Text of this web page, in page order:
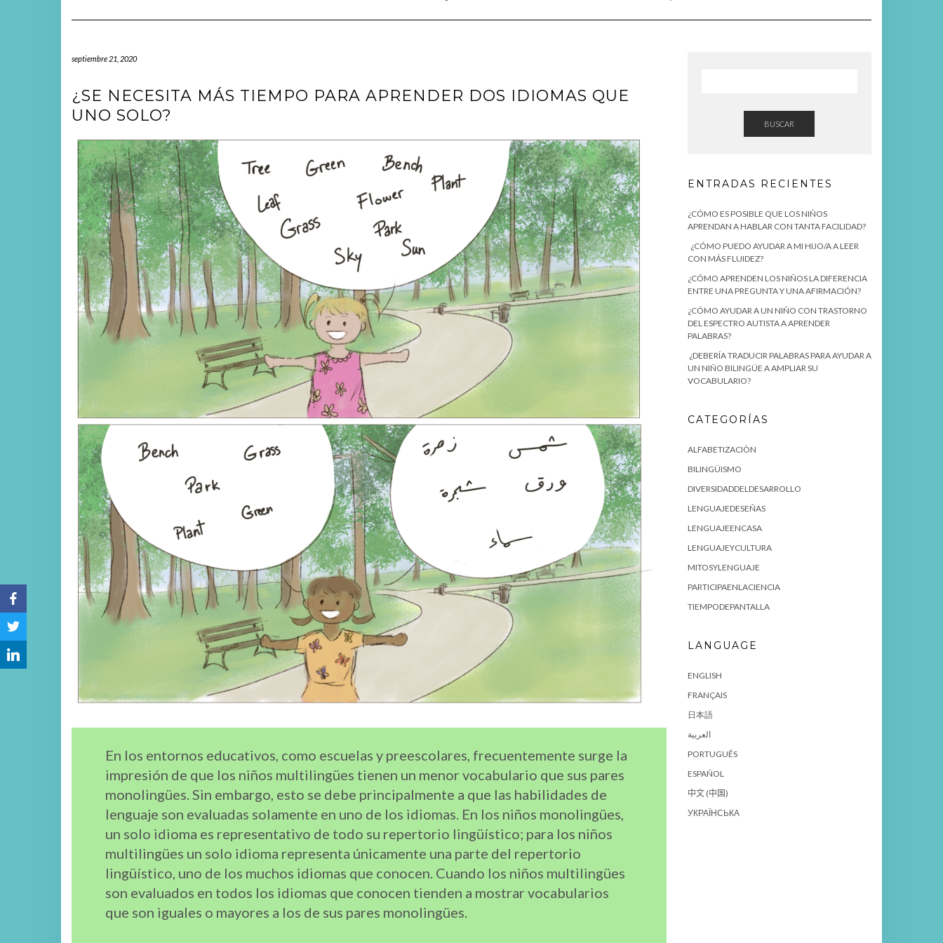
septiembre 21, 2020
¿SE NECESITA MÁS TIEMPO PARA APRENDER DOS IDIOMAS QUE
UNO SOLO?
En los entornos educativos, como escuelas y preescolares, frecuentemente surge la
impresión de que los niños multilingües tienen un menor vocabulario que sus pares
monolingües. Sin embargo, esto se debe principalmente a que las habilidades de
lenguaje son evaluadas solamente en uno de los idiomas. En los niños monolingües,
un solo idioma es representativo de todo su repertorio lingüístico; para los niños
multilingües un solo idioma representa únicamente una parte del repertorio
lingüístico, uno de los muchos idiomas que conocen. Cuando los niños multilingües
son evaluados en todos los idiomas que conocen tienden a mostrar vocabularios
que son iguales o mayores a los de sus pares monolingües.
BUSCAR
ENTRADAS RECIENTES
¿CÓMO ES POSIBLE QUE LOS NIÑOS
APRENDAN A HABLAR CON TANTA FACILIDAD?
¿CÓMO PUEDO AYUDAR A MI HIJO/A A LEER
CON MÁS FLUIDEZ?
¿CÓMO APRENDEN LOS NIÑOS LA DIFERENCIA
ENTRE UNA PREGUNTA Y UNA AFIRMACIÓN?
¿CÓMO AYUDAR A UN NIÑO CON TRASTORNO
DEL ESPECTRO AUTISTA A APRENDER
PALABRAS?
¿DEBERÍA TRADUCIR PALABRAS PARA AYUDAR A
UN NIÑO BILINGÜE A AMPLIAR SU
VOCABULARIO?
CATEGORÍAS
ALFABETIZACIÒN
BILINGÜISMO
DIVERSIDADDELDESARROLLO
LENGUAJEDESEÑAS
LENGUAJEENCASA
LENGUAJEYCULTURA
MITOSYLENGUAJE
PARTICIPAENLACIENCIA
TIEMPODEPANTALLA
LANGUAGE
ENGLISH
FRANÇAIS
日本語
العربية
PORTUGUÊS
ESPAÑOL
中文 (中国)
УКРАЇНСЬКА